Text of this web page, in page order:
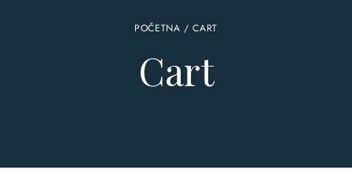
POČETNA / CART
Cart